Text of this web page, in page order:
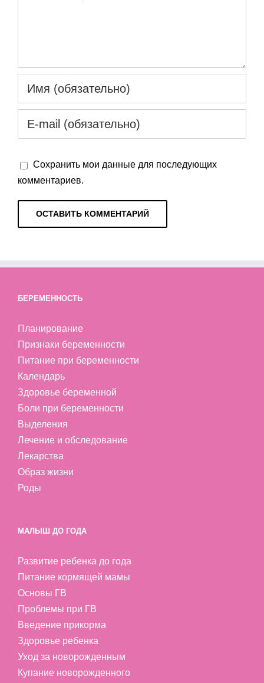
Сохранить мои данные для последующих
комментариев.
БЕРЕМЕННОСТЬ
Планирование
Признаки беременности
Питание при беременности
Календарь
Здоровье беременной
Боли при беременности
Выделения
Лечение и обследование
Лекарства
Образ жизни
Роды
МАЛЫШ ДО ГОДА
Развитие ребенка до года
Питание кормящей мамы
Основы ГВ
Проблемы при ГВ
Введение прикорма
Здоровье ребенка
Уход за новорожденным
Купание новорожденного